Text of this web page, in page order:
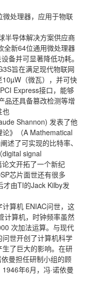
处理器，应用于物联
导体解决方案供应商
全新64位通用微处理器
备并可显著降低功耗。
旨在满足现代物联网
（微瓦），并可快
Express接口，能够
品还具备篡改检测等增
也
Shannon) 发表了他
》（A Mathematical
述了可实现的比特率、
digital signal
文开拓了一个新纪
芯片面世还有很多
才由TI的Jack Kilby发
算机 ENIAC问世，这
计算机，时钟频率虽然
次加法运算。与现代
世开创了计算机科学
了巨大的影响。在研
曼担任研制小组的顾
年6月，冯·诺依曼